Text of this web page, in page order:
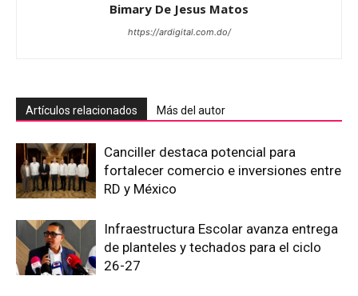
Bimary De Jesus Matos
https://ardigital.com.do/
Artículos relacionados Más del autor
Canciller destaca potencial para
fortalecer comercio e inversiones entre
RD y México
Infraestructura Escolar avanza entrega
de planteles y techados para el ciclo
26-27